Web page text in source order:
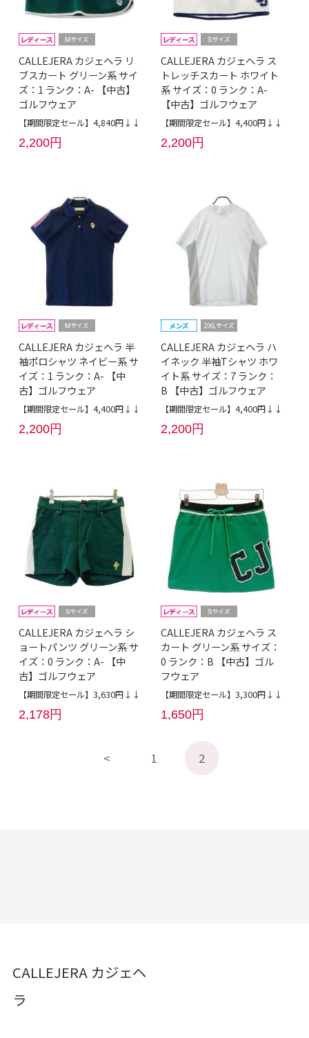
CALLEJERA カジェヘラ リ
ブスカート グリーン系 サイ
ズ：1 ランク：A- 【中古】
ゴルフウェア
【期間限定セール】4,840円↓↓
2,200円
CALLEJERA カジェヘラ ス
トレッチスカート ホワイト
系 サイズ：0 ランク：A-
【中古】ゴルフウェア
【期間限定セール】4,400円↓↓
2,200円
CALLEJERA カジェヘラ 半
袖ポロシャツ ネイビー系 サ
イズ：1 ランク：A- 【中
古】ゴルフウェア
【期間限定セール】4,400円↓↓
2,200円
CALLEJERA カジェヘラ ハ
イネック 半袖Tシャツ ホワ
イト系 サイズ：7 ランク：
B 【中古】ゴルフウェア
【期間限定セール】4,400円↓↓
2,200円
CALLEJERA カジェヘラ シ
ョートパンツ グリーン系 サ
イズ：0 ランク：A- 【中
古】ゴルフウェア
【期間限定セール】3,630円↓↓
2,178円
CALLEJERA カジェヘラ ス
カート グリーン系 サイズ：
0 ランク：B 【中古】ゴル
フウェア
【期間限定セール】3,300円↓↓
1,650円
1 2
CALLEJERA カジェヘ
ラ